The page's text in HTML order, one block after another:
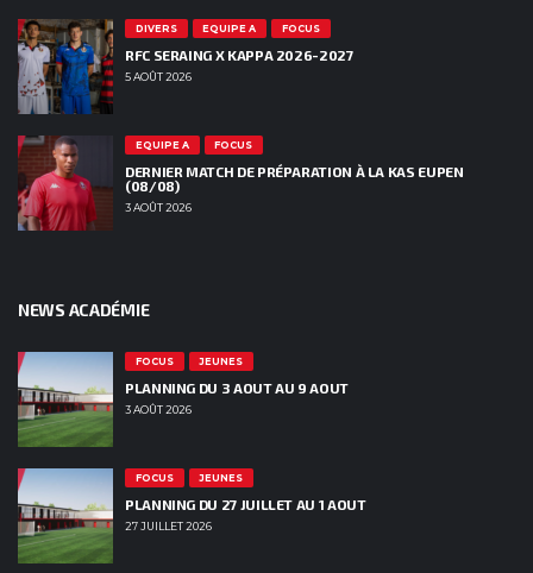
DIVERS EQUIPE A FOCUS
RFC SERAING X KAPPA 2026-2027
5 AOÛT 2026
EQUIPE A FOCUS
DERNIER MATCH DE PRÉPARATION À LA KAS EUPEN
(08/08)
3 AOÛT 2026
NEWS ACADÉMIE
FOCUS JEUNES
PLANNING DU 3 AOUT AU 9 AOUT
3 AOÛT 2026
FOCUS JEUNES
PLANNING DU 27 JUILLET AU 1 AOUT
27 JUILLET 2026